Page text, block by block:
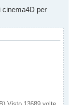
cinema4D per